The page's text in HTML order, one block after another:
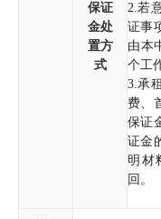
保证
金处
置方
式
2.若
证事
由本
个工
3.承
费、
保证
证金
明材
回。